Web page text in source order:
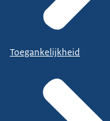
Toegankelijkheid